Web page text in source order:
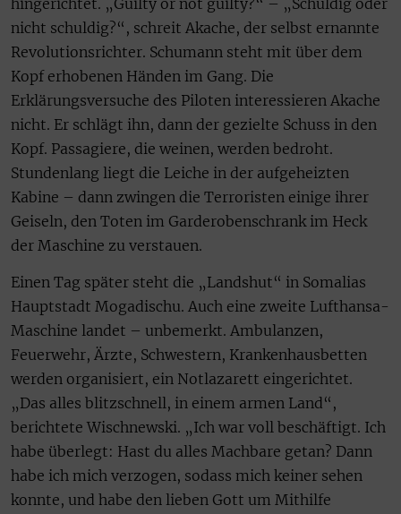
nicht schuldig?“, schreit Akache, der selbst ernannte
Revolutionsrichter. Schumann steht mit über dem
Kopf erhobenen Händen im Gang. Die
Erklärungsversuche des Piloten interessieren Akache
nicht. Er schlägt ihn, dann der gezielte Schuss in den
Kopf. Passagiere, die weinen, werden bedroht.
Stundenlang liegt die Leiche in der aufgeheizten
Kabine – dann zwingen die Terroristen einige ihrer
Geiseln, den Toten im Garderobenschrank im Heck
der Maschine zu verstauen.
Einen Tag später steht die „Landshut“ in Somalias
Hauptstadt Mogadischu. Auch eine zweite Lufthansa-
Maschine landet – unbemerkt. Ambulanzen,
Feuerwehr, Ärzte, Schwestern, Krankenhausbetten
werden organisiert, ein Notlazarett eingerichtet.
„Das alles blitzschnell, in einem armen Land“,
berichtete Wischnewski. „Ich war voll beschäftigt. Ich
habe überlegt: Hast du alles Machbare getan? Dann
habe ich mich verzogen, sodass mich keiner sehen
konnte, und habe den lieben Gott um Mithilfe